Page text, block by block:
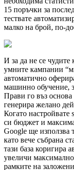
15 поръчки за
тествате
малко на брой, по-
И за да не се чудите
умните кампании
автоматично
машинно обучение,
Прави го въз основа
генерира желано
Когато
си бюджет и
Google ще използва
като вече събрана
тази база коригира
увеличи
рамките на